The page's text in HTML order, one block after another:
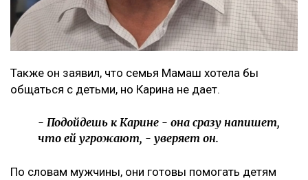
Также он заявил, что семья Мамаш хотела бы
общаться с детьми, но Карина не дает.
- Подойдешь к Карине - она сразу напишет,
что ей угрожают, - уверяет он.
По словам мужчины, они готовы помогать детям